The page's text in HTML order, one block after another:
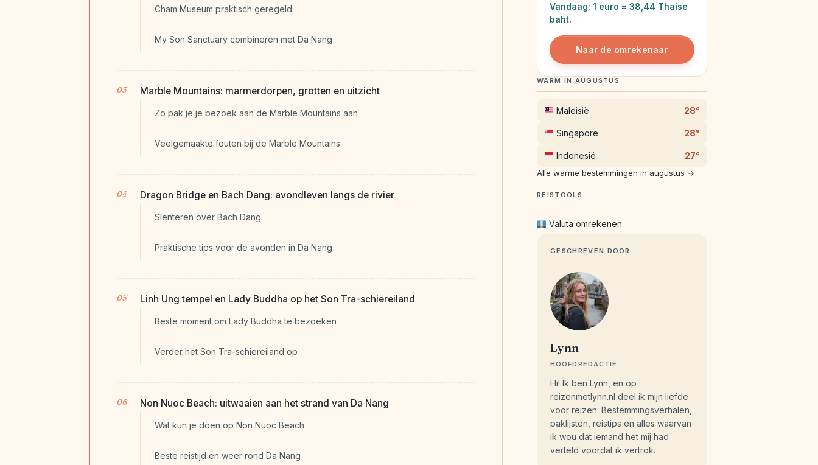
Cham Museum praktisch geregeld
My Son Sanctuary combineren met Da Nang
Marble Mountains: marmerdorpen, grotten en uitzicht
Zo pak je je bezoek aan de Marble Mountains aan
Veelgemaakte fouten bij de Marble Mountains
Dragon Bridge en Bach Dang: avondleven langs de rivier
Slenteren over Bach Dang
Praktische tips voor de avonden in Da Nang
Linh Ung tempel en Lady Buddha op het Son Tra-schiereiland
Beste moment om Lady Buddha te bezoeken
Verder het Son Tra-schiereiland op
Non Nuoc Beach: uitwaaien aan het strand van Da Nang
Wat kun je doen op Non Nuoc Beach
Beste reistijd en weer rond Da Nang
Vandaag: 1 euro = 38,44 Thaise
baht.
Naar de omrekenaar
WARM IN AUGUSTUS
Maleisië 28°
Singapore 28°
Indonesië 27°
Alle warme bestemmingen in augustus →
REISTOOLS
Valuta omrekenen
GESCHREVEN DOOR
Lynn
HOOFDREDACTIE
Hi! Ik ben Lynn, en op
reizenmetlynn.nl deel ik mijn liefde
voor reizen. Bestemmingsverhalen,
paklijsten, reistips en alles waarvan
ik wou dat iemand het mij had
verteld voordat ik vertrok.